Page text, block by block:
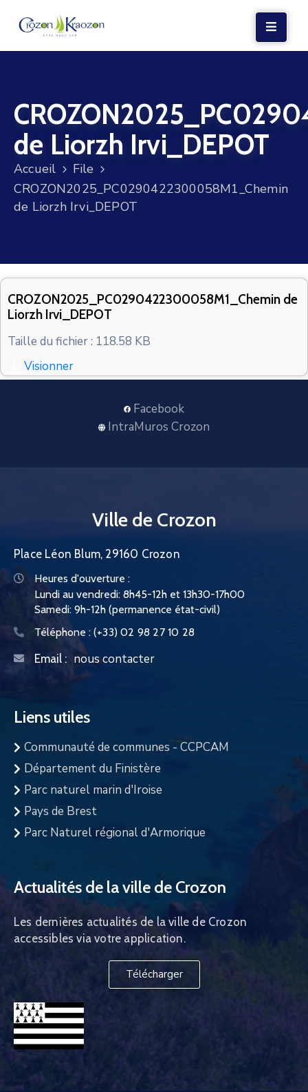
VIE
LOCALE
VIE
SOCIALE
TERRE
VOS
CONTACT
de Liorzh Irvi_DEPOT
Accueil
File
CROZON2025_PC0290422300058M1_Chemin
de Liorzh Irvi_DEPOT
CROZON2025_PC0290422300058M1_Chemin de
Liorzh Irvi_DEPOT
Taille du fichier : 118.58 KB
Visionner
Facebook
IntraMuros Crozon
Ville de Crozon
Place Léon Blum, 29160 Crozon
Heures d'ouverture :
Lundi au vendredi: 8h45-12h et 13h30-17h00
Samedi: 9h-12h (permanence état-civil)
Téléphone : (+33) 02 98 27 10 28
Email : nous contacter
Liens utiles
Communauté de communes - CCPCAM
Département du Finistère
Parc naturel marin d'Iroise
Pays de Brest
Parc Naturel régional d'Armorique
Actualités de la ville de Crozon
Les dernières actualités de la ville de Crozon
accessibles via votre application.
Télécharger